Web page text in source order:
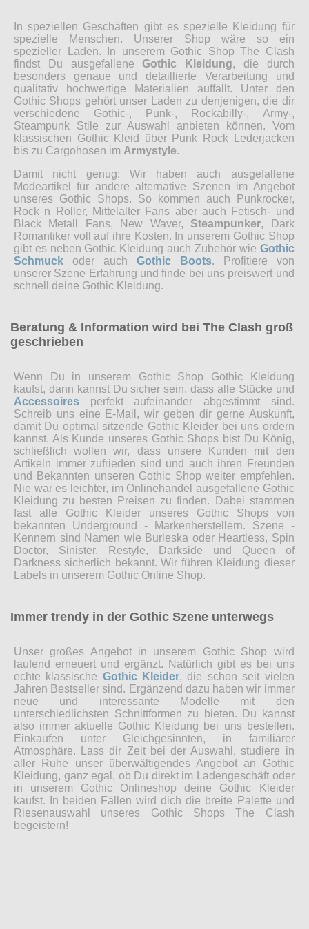
In speziellen Geschäften gibt es spezielle Kleidung für
spezielle Menschen. Unserer Shop wäre so ein
spezieller Laden. In unserem Gothic Shop The Clash
findst Du ausgefallene Gothic Kleidung, die durch
besonders genaue und detaillierte Verarbeitung und
qualitativ hochwertige Materialien auffällt. Unter den
Gothic Shops gehört unser Laden zu denjenigen, die dir
verschiedene Gothic-, Punk-, Rockabilly-, Army-,
Steampunk Stile zur Auswahl anbieten können. Vom
klassischen Gothic Kleid über Punk Rock Lederjacken
bis zu Cargohosen im Armystyle.
Damit nicht genug: Wir haben auch ausgefallene
Modeartikel für andere alternative Szenen im Angebot
unseres Gothic Shops. So kommen auch Punkrocker,
Rock n Roller, Mittelalter Fans aber auch Fetisch- und
Black Metall Fans, New Waver, Steampunker, Dark
Romantiker voll auf ihre Kosten. In unserem Gothic Shop
gibt es neben Gothic Kleidung auch Zubehör wie Gothic
Schmuck oder auch Gothic Boots. Profitiere von
unserer Szene Erfahrung und finde bei uns preiswert und
schnell deine Gothic Kleidung.
Beratung & Information wird bei The Clash groß
geschrieben
Wenn Du in unserem Gothic Shop Gothic Kleidung
kaufst, dann kannst Du sicher sein, dass alle Stücke und
Accessoires perfekt aufeinander abgestimmt sind.
Schreib uns eine E-Mail, wir geben dir gerne Auskunft,
damit Du optimal sitzende Gothic Kleider bei uns ordern
kannst. Als Kunde unseres Gothic Shops bist Du König,
schließlich wollen wir, dass unsere Kunden mit den
Artikeln immer zufrieden sind und auch ihren Freunden
und Bekannten unseren Gothic Shop weiter empfehlen.
Nie war es leichter, im Onlinehandel ausgefallene Gothic
Kleidung zu besten Preisen zu finden. Dabei stammen
fast alle Gothic Kleider unseres Gothic Shops von
bekannten Underground - Markenherstellern. Szene -
Kennern sind Namen wie Burleska oder Heartless, Spin
Doctor, Sinister, Restyle, Darkside und Queen of
Darkness sicherlich bekannt. Wir führen Kleidung dieser
Labels in unserem Gothic Online Shop.
Immer trendy in der Gothic Szene unterwegs
Unser großes Angebot in unserem Gothic Shop wird
laufend erneuert und ergänzt. Natürlich gibt es bei uns
echte klassische Gothic Kleider, die schon seit vielen
Jahren Bestseller sind. Ergänzend dazu haben wir immer
neue und interessante Modelle mit den
unterschiedlichsten Schnittformen zu bieten. Du kannst
also immer aktuelle Gothic Kleidung bei uns bestellen.
Einkaufen unter Gleichgesinnten, in familiärer
Atmosphäre. Lass dir Zeit bei der Auswahl, studiere in
aller Ruhe unser überwältigendes Angebot an Gothic
Kleidung, ganz egal, ob Du direkt im Ladengeschäft oder
in unserem Gothic Onlineshop deine Gothic Kleider
kaufst. In beiden Fällen wird dich die breite Palette und
Riesenauswahl unseres Gothic Shops The Clash
begeistern!